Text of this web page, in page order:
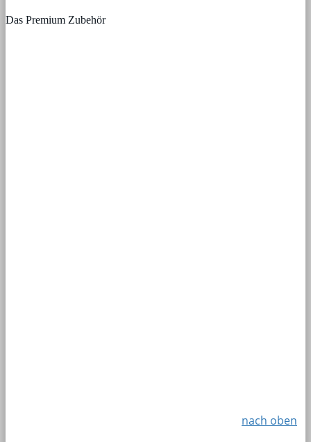
Das Premium Zubehör
nach oben